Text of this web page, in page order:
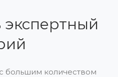
экспертный
большим количеством